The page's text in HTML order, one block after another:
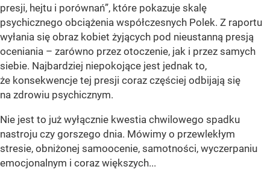
presji, hejtu i porównań”, które pokazuje skalę
psychicznego obciążenia współczesnych Polek. Z raportu
wyłania się obraz kobiet żyjących pod nieustanną presją
oceniania – zarówno przez otoczenie, jak i przez samych
siebie. Najbardziej niepokojące jest jednak to,
że konsekwencje tej presji coraz częściej odbijają się
na zdrowiu psychicznym.
Nie jest to już wyłącznie kwestia chwilowego spadku
nastroju czy gorszego dnia. Mówimy o przewlekłym
stresie, obniżonej samoocenie, samotności, wyczerpaniu
emocjonalnym i coraz większych...